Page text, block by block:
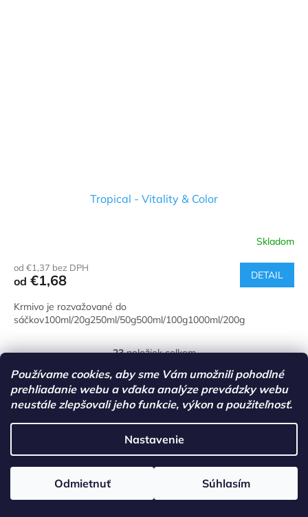
Používame cookies, aby sme Vám umožnili pohodlné
prehliadanie webu a vďaka analýze prevádzky webu
neustále zlepšovali jeho funkcie, výkon a použiteľnosť.
Nastavenie
Odmietnuť Súhlasím
Tropical - Vitality & Color
Skladom
od €1,37 bez DPH
od €1,68 DETAIL
Krmivo je rozvažované do
sáčkov100ml/20g250ml/50g500ml/100g1000ml/200g
v
l
á
d
a
c
e
v
23položiek celkom